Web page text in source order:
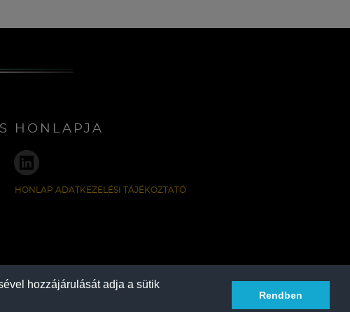
hozzájárulását adja a sütik
Rendben
HONLAPJA
HONLAP ADATKEZELÉSI TÁJÉKOZTATÓ